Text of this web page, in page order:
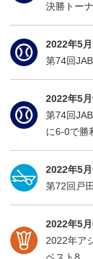
決勝トー
2022年5月
第74回
2022年5月
第74回
に6-0で勝
2022年5月
第72回戸
2022年5月
2022年ア